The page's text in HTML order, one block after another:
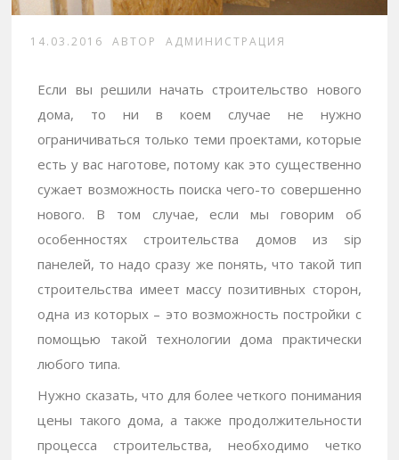
14.03.2016 АВТОР АДМИНИСТРАЦИЯ
Если вы решили начать строительство нового
дома, то ни в коем случае не нужно
ограничиваться только теми проектами, которые
есть у вас наготове, потому как это существенно
сужает возможность поиска чего-то совершенно
нового. В том случае, если мы говорим об
особенностях строительства домов из sip
панелей, то надо сразу же понять, что такой тип
строительства имеет массу позитивных сторон,
одна из которых – это возможность постройки с
помощью такой технологии дома практически
любого типа.
Нужно сказать, что для более четкого понимания
цены такого дома, а также продолжительности
процесса строительства, необходимо четко